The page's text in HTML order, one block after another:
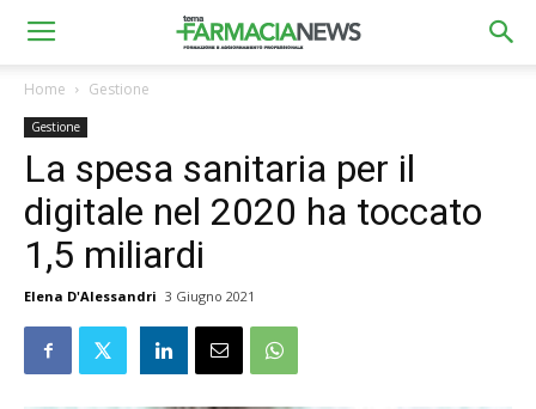
Home Gestione
Gestione
La spesa sanitaria per il
digitale nel 2020 ha toccato
1,5 miliardi
Elena D'Alessandri 3 Giugno 2021